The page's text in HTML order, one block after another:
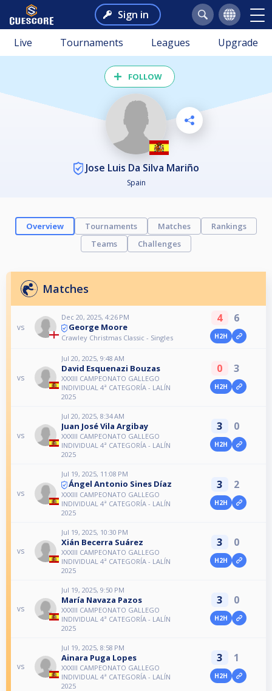
Sign in
Live Tournaments Leagues Upgrade
FOLLOW
Jose Luis Da Silva Mariño
Spain
Overview Tournaments Matches
Rankings
Teams
Challenges
Matches
vs
Dec 20, 2025, 4:26 PM
George Moore
Crawley Christmas Classic - Singles
4 6
H2H
vs
Jul 20, 2025, 9:48 AM
David Esquenazi Bouzas
XXXIII CAMPEONATO GALLEGO
INDIVIDUAL 4ª CATEGORÍA - LALÍN
2025
0 3
H2H
vs
Jul 20, 2025, 8:34 AM
Juan José Vila Argibay
XXXIII CAMPEONATO GALLEGO
INDIVIDUAL 4ª CATEGORÍA - LALÍN
2025
3 0
H2H
vs
Jul 19, 2025, 11:08 PM
Ángel Antonio Sines Díaz
XXXIII CAMPEONATO GALLEGO
INDIVIDUAL 4ª CATEGORÍA - LALÍN
2025
3 2
H2H
vs
Jul 19, 2025, 10:30 PM
Xián Becerra Suárez
XXXIII CAMPEONATO GALLEGO
INDIVIDUAL 4ª CATEGORÍA - LALÍN
2025
3 0
H2H
vs
Jul 19, 2025, 9:50 PM
María Navaza Pazos
XXXIII CAMPEONATO GALLEGO
INDIVIDUAL 4ª CATEGORÍA - LALÍN
2025
3 0
H2H
vs
Jul 19, 2025, 8:58 PM
Ainara Puga Lopes
XXXIII CAMPEONATO GALLEGO
INDIVIDUAL 4ª CATEGORÍA - LALÍN
2025
3 1
H2H